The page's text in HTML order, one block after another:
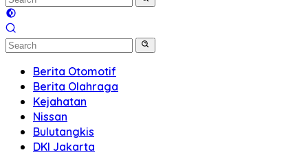
Berita Otomotif
Berita Olahraga
Kejahatan
Nissan
Bulutangkis
DKI Jakarta